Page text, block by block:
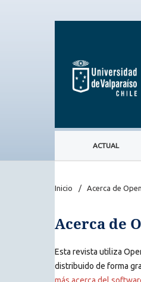
ACTUAL
Inicio / Acerca de
Acerca de
Esta revista utiliza
distribuido de forma